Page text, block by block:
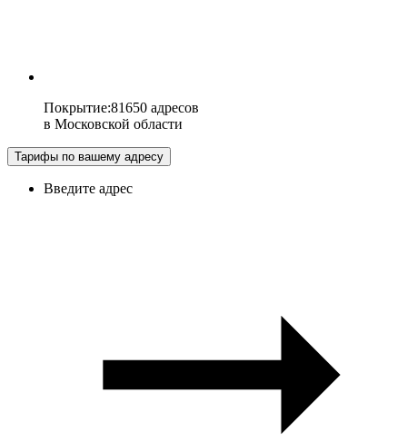
Покрытие:81650 адресов
в Московской области
Тарифы по вашему адресу
Введите адрес